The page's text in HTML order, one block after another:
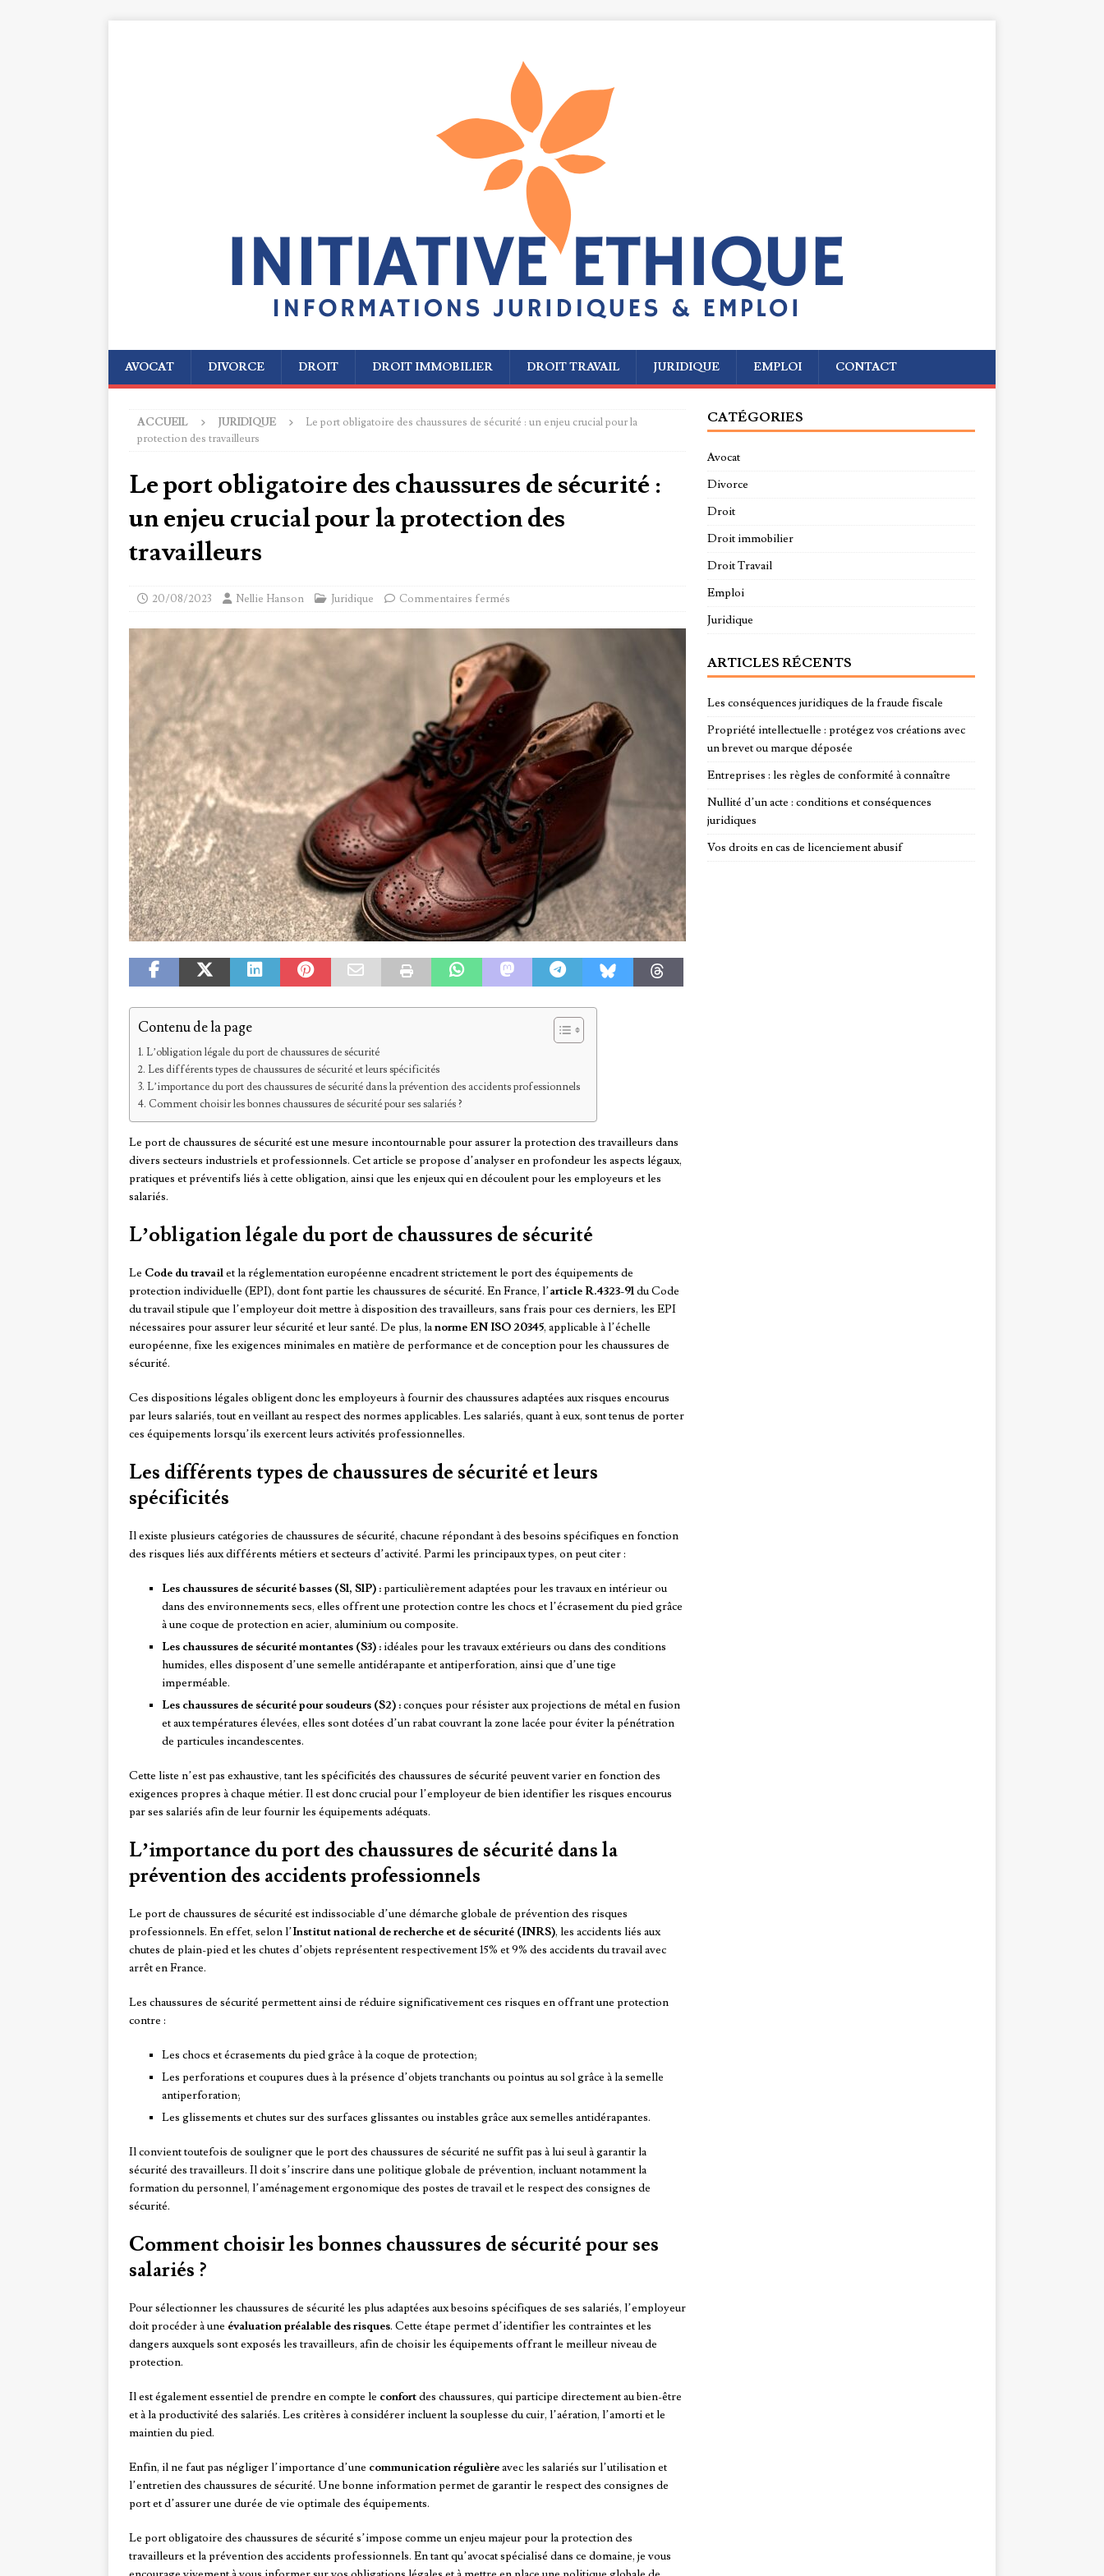
AVOCAT DIVORCE DROIT DROIT IMMOBILIER DROIT TRAVAIL JURIDIQUE EMPLOI CONTACT
ACCUEIL JURIDIQUE
Le port obligatoire des chaussures de sécurité : un enjeu crucial pour la
protection des travailleurs
Le port obligatoire des chaussures de sécurité :
un enjeu crucial pour la protection des
travailleurs
20/08/2023 Nellie Hanson Juridique Commentaires fermés
Contenu de la page
L’obligation légale du port de chaussures de sécurité
Les différents types de chaussures de sécurité et leurs spécificités
L’importance du port des chaussures de sécurité dans la prévention des accidents professionnels
Comment choisir les bonnes chaussures de sécurité pour ses salariés ?
Le port de chaussures de sécurité est une mesure incontournable pour assurer la protection des travailleurs dans
divers secteurs industriels et professionnels. Cet article se propose d’analyser en profondeur les aspects légaux,
pratiques et préventifs liés à cette obligation, ainsi que les enjeux qui en découlent pour les employeurs et les
salariés.
L’obligation légale du port de chaussures de sécurité
Le Code du travailet la réglementation européenne encadrent strictement le port des équipements de
protection individuelle (EPI), dont font partie les chaussures de sécurité. En France, l’article R.4323-91du Code
du travail stipule que l’employeur doit mettre à disposition des travailleurs, sans frais pour ces derniers, les EPI
nécessaires pour assurer leur sécurité et leur santé. De plus, lanorme EN ISO 20345, applicable à l’échelle
européenne, fixe les exigences minimales en matière de performance et de conception pour les chaussures de
sécurité.
Ces dispositions légales obligent donc les employeurs à fournir des chaussures adaptées aux risques encourus
par leurs salariés, tout en veillant au respect des normes applicables. Les salariés, quant à eux, sont tenus de porter
ces équipements lorsqu’ils exercent leurs activités professionnelles.
Les différents types de chaussures de sécurité et leurs
spécificités
Il existe plusieurs catégories de chaussures de sécurité, chacune répondant à des besoins spécifiques en fonction
des risques liés aux différents métiers et secteurs d’activité. Parmi les principaux types, on peut citer :
Les chaussures de sécurité basses (S1, S1P) :particulièrement adaptées pour les travaux en intérieur ou
dans des environnements secs, elles offrent une protection contre les chocs et l’écrasement du pied grâce
à une coque de protection en acier, aluminium ou composite.
Les chaussures de sécurité montantes (S3) :idéales pour les travaux extérieurs ou dans des conditions
humides, elles disposent d’une semelle antidérapante et antiperforation, ainsi que d’une tige
imperméable.
Les chaussures de sécurité pour soudeurs (S2) :conçues pour résister aux projections de métal en fusion
et aux températures élevées, elles sont dotées d’un rabat couvrant la zone lacée pour éviter la pénétration
de particules incandescentes.
Cette liste n’est pas exhaustive, tant les spécificités des chaussures de sécurité peuvent varier en fonction des
exigences propres à chaque métier. Il est donc crucial pour l’employeur de bien identifier les risques encourus
par ses salariés afin de leur fournir les équipements adéquats.
L’importance du port des chaussures de sécurité dans la
prévention des accidents professionnels
Le port de chaussures de sécurité est indissociable d’une démarche globale de prévention des risques
professionnels. En effet, selon l’Institut national de recherche et de sécurité (INRS), les accidents liés aux
chutes de plain-pied et les chutes d’objets représentent respectivement 15% et 9% des accidents du travail avec
arrêt en France.
Les chaussures de sécurité permettent ainsi de réduire significativement ces risques en offrant une protection
contre :
Les chocs et écrasements du pied grâce à la coque de protection;
Les perforations et coupures dues à la présence d’objets tranchants ou pointus au sol grâce à la semelle
antiperforation;
Les glissements et chutes sur des surfaces glissantes ou instables grâce aux semelles antidérapantes.
Il convient toutefois de souligner que le port des chaussures de sécurité ne suffit pas à lui seul à garantir la
sécurité des travailleurs. Il doit s’inscrire dans une politique globale de prévention, incluant notamment la
formation du personnel, l’aménagement ergonomique des postes de travail et le respect des consignes de
sécurité.
Comment choisir les bonnes chaussures de sécurité pour ses
salariés ?
Pour sélectionner les chaussures de sécurité les plus adaptées aux besoins spécifiques de ses salariés, l’employeur
doit procéder à une évaluation préalable des risques. Cette étape permet d’identifier les contraintes et les
dangers auxquels sont exposés les travailleurs, afin de choisir les équipements offrant le meilleur niveau de
protection.
Il est également essentiel de prendre en compte le confortdes chaussures, qui participe directement au bien-être
et à la productivité des salariés. Les critères à considérer incluent la souplesse du cuir, l’aération, l’amorti et le
maintien du pied.
Enfin, il ne faut pas négliger l’importance d’une communication régulièreavec les salariés sur l’utilisation et
l’entretien des chaussures de sécurité. Une bonne information permet de garantir le respect des consignes de
port et d’assurer une durée de vie optimale des équipements.
Le port obligatoire des chaussures de sécurité s’impose comme un enjeu majeur pour la protection des
travailleurs et la prévention des accidents professionnels. En tant qu’avocat spécialisé dans ce domaine, je vous
CATÉGORIES
Avocat
Divorce
Droit
Droit immobilier
Droit Travail
Emploi
Juridique
ARTICLES RÉCENTS
Les conséquences juridiques de la fraude fiscale
Propriété intellectuelle : protégez vos créations avec
un brevet ou marque déposée
Entreprises : les règles de conformité à connaître
Nullité d’un acte : conditions et conséquences
juridiques
Vos droits en cas de licenciement abusif